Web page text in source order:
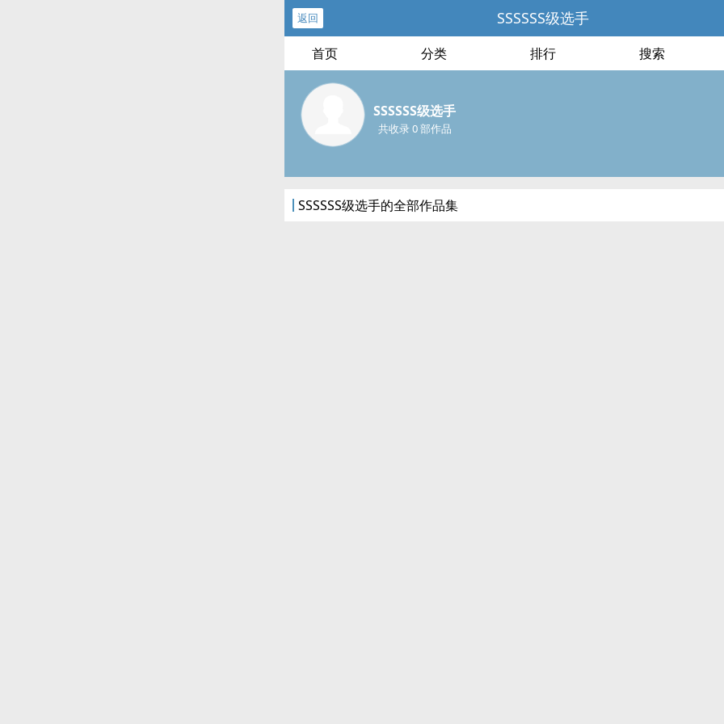
返回 SSSSSS级选手
首页 分类 排行 搜索
SSSSSS级选手
共收录 0 部作品
SSSSSS级选手的全部作品集